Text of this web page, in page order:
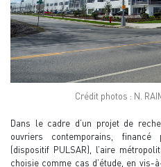
Crédit photos : N.
Dans le cadre d’un projet de
ouvriers contemporains,
(dispositif PULSAR), l’aire
choisie comme cas d’étude, en